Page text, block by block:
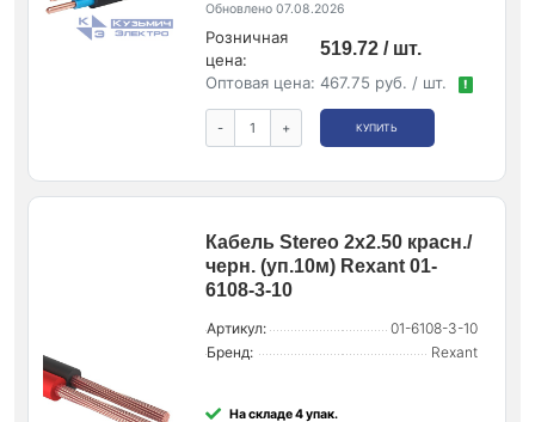
Обновлено 07.08.2026
Розничная
цена:
519.72 / шт.
Оптовая цена: 467.75 руб. / шт. !
- + КУПИТЬ
Кабель Stereo 2х2.50 красн./
черн. (уп.10м) Rexant 01-
6108-3-10
Артикул:
01-6108-3-10
Бренд:
Rexant
На складе 4 упак.